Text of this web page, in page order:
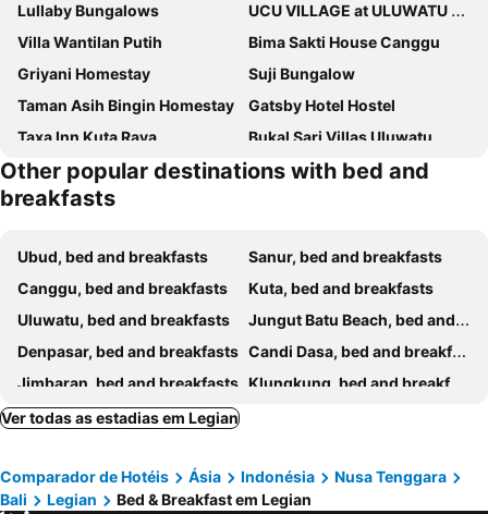
Lullaby Bungalows
UCU VILLAGE at ULUWATU JIMBARAN
Villa Wantilan Putih
Bima Sakti House Canggu
Griyani Homestay
Suji Bungalow
Taman Asih Bingin Homestay
Gatsby Hotel Hostel
Taxa Inn Kuta Raya
Bukal Sari Villas Uluwatu
Uluwatu Breeze Village
The Pande Hill Homestay
Casa D'Sami B & B
Other popular destinations with bed and
breakfasts
Ubud, bed and breakfasts
Sanur, bed and breakfasts
Canggu, bed and breakfasts
Kuta, bed and breakfasts
Uluwatu, bed and breakfasts
Jungut Batu Beach, bed and breakfasts
Denpasar, bed and breakfasts Candi Dasa, bed and breakfasts
Jimbaran, bed and breakfasts Klungkung, bed and breakfasts
Seminyak, bed and breakfasts
Mushroom Bay, bed and breakfasts
Nusa Dua, bed and breakfasts
Bangli, bed and breakfasts
Tabanan, bed and breakfasts
Ver todas as estadias em Legian
Comparador de Hotéis Ásia Indonésia
Nusa Tenggara
Bali
Legian Bed & Breakfast em Legian